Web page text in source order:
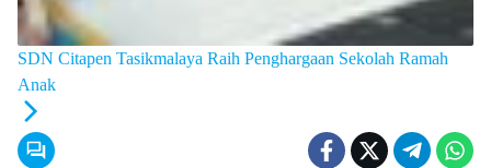
SDN Citapen Tasikmalaya Raih Penghargaan Sekolah Ramah
Anak